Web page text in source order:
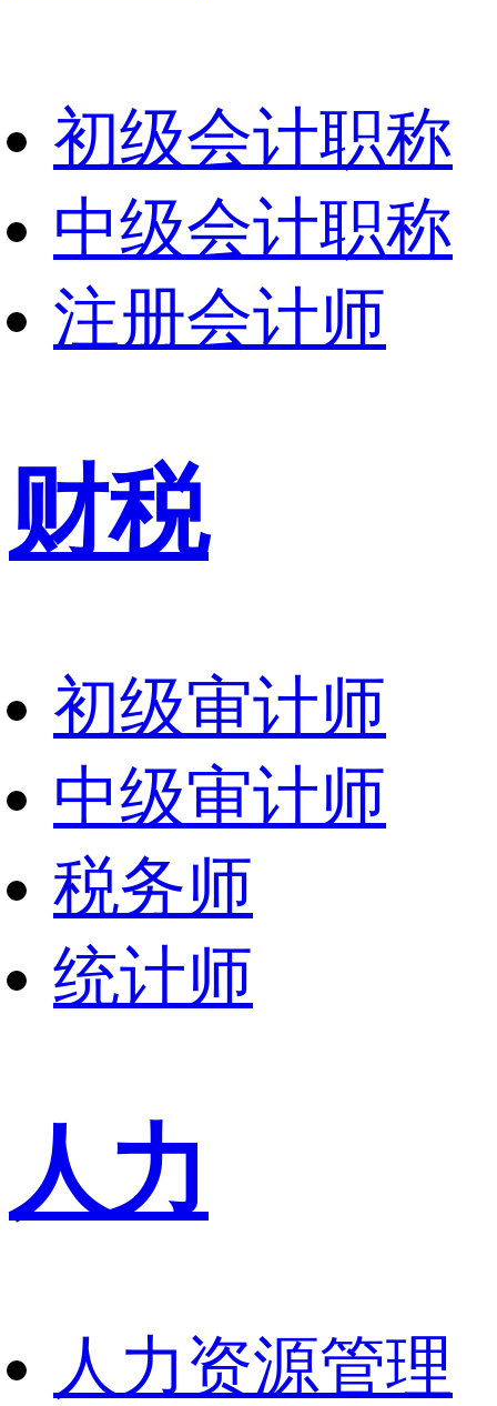
初级会计职称
中级会计职称
注册会计师
财税
初级审计师
中级审计师
税务师
统计师
人力
人力资源管理